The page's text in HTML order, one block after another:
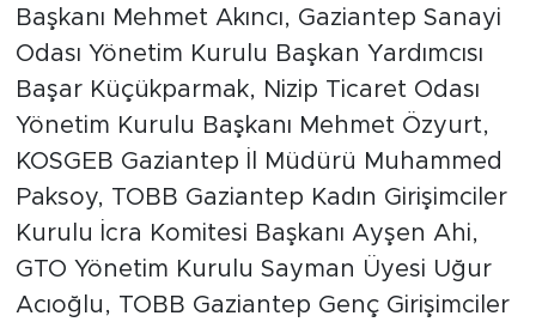
Başkanı Mehmet Akıncı, Gaziantep Sanayi
Odası Yönetim Kurulu Başkan Yardımcısı
Başar Küçükparmak, Nizip Ticaret Odası
Yönetim Kurulu Başkanı Mehmet Özyurt,
KOSGEB Gaziantep İl Müdürü Muhammed
Paksoy, TOBB Gaziantep Kadın Girişimciler
Kurulu İcra Komitesi Başkanı Ayşen Ahi,
GTO Yönetim Kurulu Sayman Üyesi Uğur
Acıoğlu, TOBB Gaziantep Genç Girişimciler